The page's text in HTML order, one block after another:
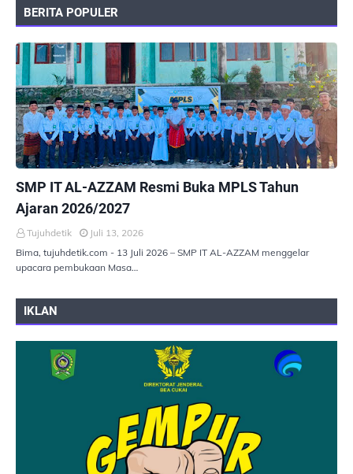
BERITA POPULER
SMP IT AL-AZZAM Resmi Buka MPLS Tahun
Ajaran 2026/2027
Tujuhdetik
Juli 13, 2026
Bima, tujuhdetik.com - 13 Juli 2026 – SMP IT AL-AZZAM menggelar
upacara pembukaan Masa…
IKLAN